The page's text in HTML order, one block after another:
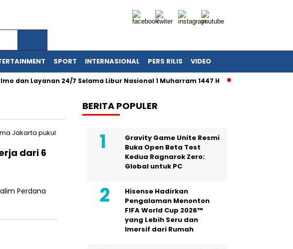
SPORT INTERNASIONAL PERS RILIS VIDEO
dan Layanan 24/7 Selama Libur Nasional 1 Muharram 1447 H
dari 6
Perdana
BERITA POPULER
Gravity Game Unite Resmi
Buka Open Beta Test
Kedua Ragnarok Zero:
Global untuk PC
Hisense Hadirkan
Pengalaman Menonton
FIFA World Cup 2026™
yang Lebih Seru dan
Imersif dari Rumah